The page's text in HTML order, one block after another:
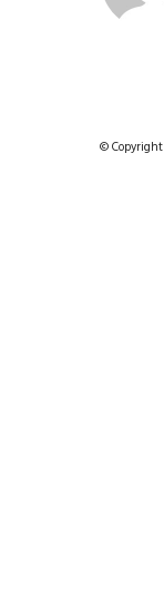
© Copyright